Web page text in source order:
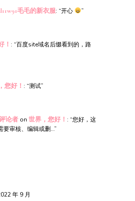
毛毛的新衣服: “开心 ”
！ : “百度site域名后缀看到的，路
您好！ : “测试”
论者on 世界，您好！ : “您好，这
要审核、编辑或删…”
年 9 月